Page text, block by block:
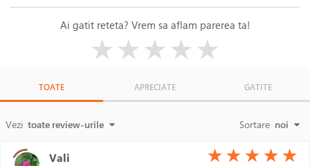
Ai gatit reteta? Vrem sa aflam parerea ta!
★★★★★
TOATE APRECIATE GATITE
Vezi toate review-urile Sortare noi
Vali (*)
★ (*)
★ (*)
★ (*)
★ (*)
★